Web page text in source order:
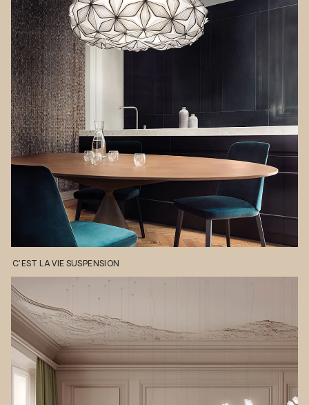
C'EST LAVIESUSPENSION